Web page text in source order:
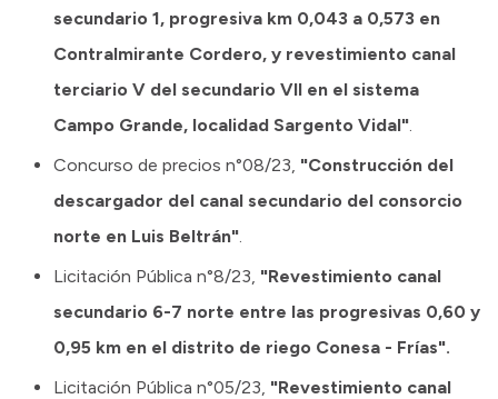
secundario 1, progresiva km 0,043 a 0,573 en
Contralmirante Cordero, y revestimiento canal
terciario V del secundario VII en el sistema
Campo Grande, localidad Sargento Vidal".
Concurso de precios n°08/23, "Construcción del
descargador del canal secundario del consorcio
norte en Luis Beltrán".
Licitación Pública n°8/23, "Revestimiento canal
secundario 6-7 norte entre las progresivas 0,60 y
0,95 km en el distrito de riego Conesa - Frías".
Licitación Pública n°05/23, "Revestimiento canal